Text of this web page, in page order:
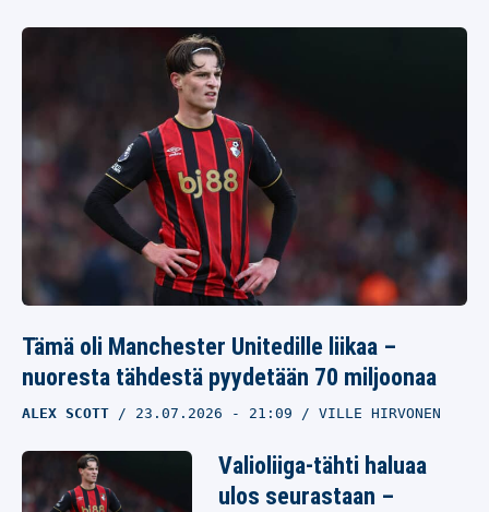
Tämä oli Manchester Unitedille liikaa –
nuoresta tähdestä pyydetään 70 miljoonaa
ALEX SCOTT 23.07.2026 - 21:09 VILLE HIRVONEN
Valioliiga-tähti haluaa
ulos seurastaan –